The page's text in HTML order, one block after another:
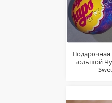
Большой